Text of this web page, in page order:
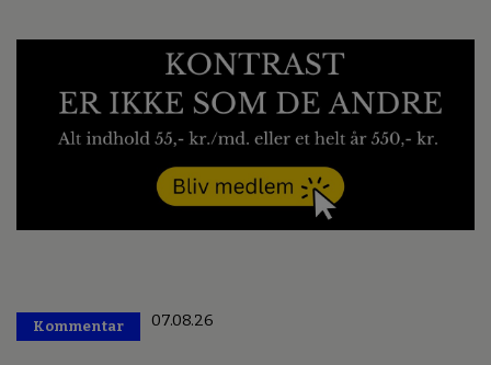
Kommentar 07.08.26